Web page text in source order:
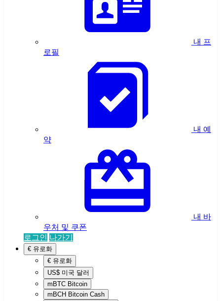
내 프
로필
내 예
약
내 바
우처 및 쿠폰
로그인 나가기
€ 유로화
€ 유로화
US$ 미국 달러
mBTC Bitcoin
mBCH Bitcoin Cash